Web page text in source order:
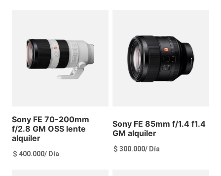
Ver más Ver más
Sony FE 70-200mm
f/2.8 GM OSS lente
alquiler
$ 400.000/ Día
Sony FE 85mm f/1.4 f1.4
GM alquiler
$ 300.000/ Día